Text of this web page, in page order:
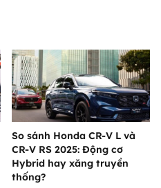
So sánh Honda CR-V L và
CR-V RS 2025: Động cơ
Hybrid hay xăng truyền
thống?